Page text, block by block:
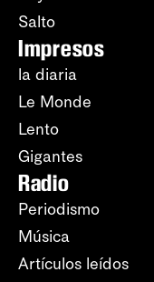
Salto
Impresos
la diaria
Le Monde
Lento
Gigantes
Radio
Periodismo
Música
Artículos leídos